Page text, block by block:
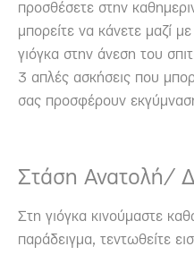
προσθέσετε στην
μπορείτε να κάνετε μαζί
γιόγκα στην άνεση του
3 απλές ασκήσεις που
σας προσφέρουν
Στάση Ανατολή/
Στη γιόγκα κινούμαστε
παράδειγμα, τεντωθείτε